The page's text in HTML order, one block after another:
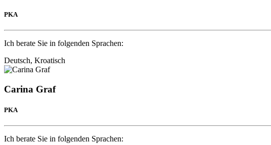
PKA
Ich berate Sie in folgenden Sprachen:
Deutsch, Kroatisch
Carina Graf
PKA
Ich berate Sie in folgenden Sprachen: